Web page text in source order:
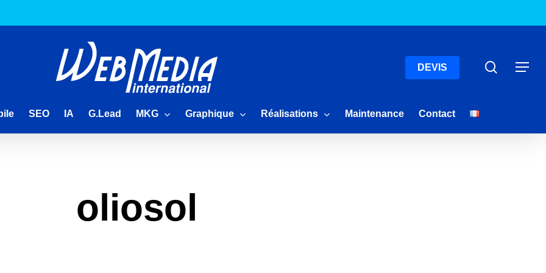
DEVIS Menu
SEO IA G.Lead MKG Graphique Réalisations Maintenance Contact
oliosol